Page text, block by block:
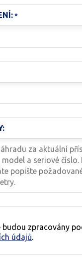
budou zpracovány
údajů